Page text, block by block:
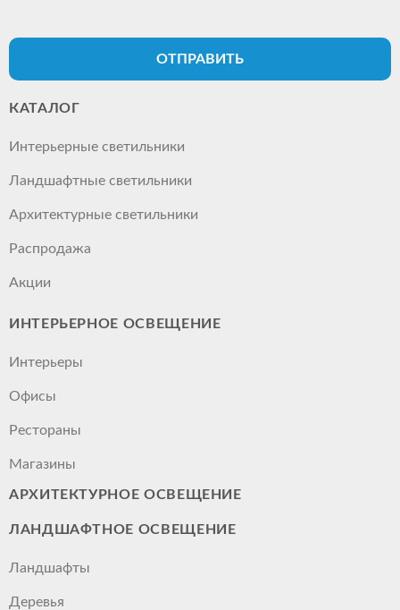
ОТПРАВИТЬ
КАТАЛОГ
Интерьерные светильники
Ландшафтные светильники
Архитектурные светильники
Распродажа
Акции
ИНТЕРЬЕРНОЕ ОСВЕЩЕНИЕ
Интерьеры
Офисы
Рестораны
Магазины
АРХИТЕКТУРНОЕ ОСВЕЩЕНИЕ
ЛАНДШАФТНОЕ ОСВЕЩЕНИЕ
Ландшафты
Деревья